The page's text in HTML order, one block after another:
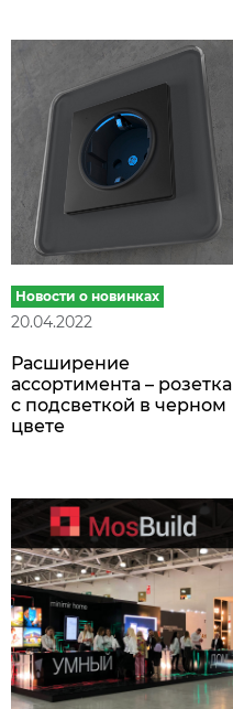
Новости о новинках
20.04.2022
Расширение
ассортимента – розетка
с подсветкой в черном
цвете